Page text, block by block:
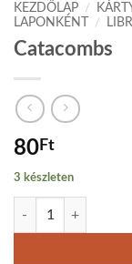
KEZDŐLAP /
LAPONKÉNT
/
Catacombs
80Ft
3 készleten
Catacombs mennyiség